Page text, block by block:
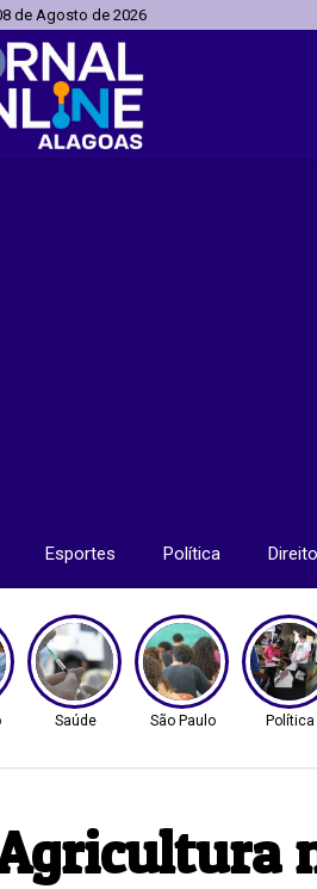
de Agosto de 2026
Esportes Política
Saúde São Paulo Política